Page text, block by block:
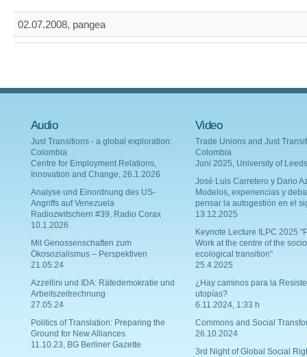
02.07.2008, pangea
Audio
Just Transitions - a global exploration:
Colombia
Centre for Employment Relations,
Innovation and Change, 26.1.2026
Analyse und Einordnung des US-
Angriffs auf Venezuela
Radiozwitschern #39, Radio Corax
10.1.2026
Mit Genossenschaften zum
Ökosozialismus – Perspektiven
21.05.24
Azzellini und IDA: Rätedemokratie und
Arbeitszeitrechnung
27.05.24
Politics of Translation: Preparing the
Ground for New Alliances
11.10.23, BG Berliner Gazette
Video
Trade Unions and Just
Colombia
Juni 2025, University of Leeds
Josè Luis Carretero y Dario
Modelos, experiencias y
pensar la autogestión en el
13.12.2025
Keynote Lecture ILPC 2025
Work at the centre of the
ecological transition"
25.4.2025
¿Hay caminos para la
utopías?
6.11.2024, 1:33 h
Commons and Social
26.10.2024
3rd Night of Global Social